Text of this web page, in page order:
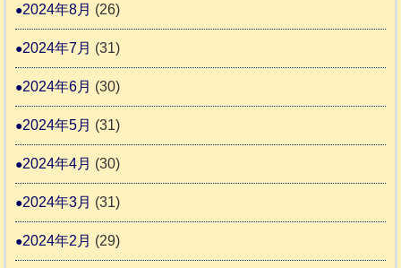
2024年8月 (26)
2024年7月 (31)
2024年6月 (30)
2024年5月 (31)
2024年4月 (30)
2024年3月 (31)
2024年2月 (29)